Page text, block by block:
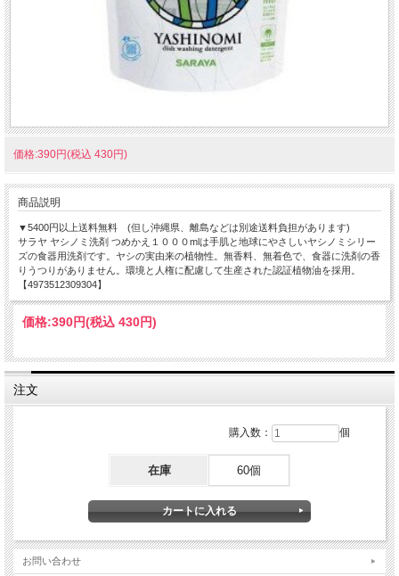
価格:390円(税込 430円)
商品説明
▼5400円以上送料無料 (但し沖縄県、離島などは別途送料負担があります)
サラヤ ヤシノミ洗剤 つめかえ１０００mlは手肌と地球にやさしいヤシノミシリー
ズの食器用洗剤です。ヤシの実由来の植物性。無香料、無着色で、食器に洗剤の香
りうつりがありません。環境と人権に配慮して生産された認証植物油を採用。
【4973512309304】
価格:390円(税込 430円)
注文
購入数： 個
在庫 60個
お問い合わせ